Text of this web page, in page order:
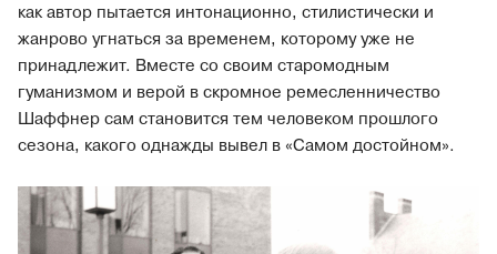
как автор пытается интонационно, стилистически и
жанрово угнаться за временем, которому уже не
принадлежит. Вместе со своим старомодным
гуманизмом и верой в скромное ремесленничество
Шаффнер сам становится тем человеком прошлого
сезона, какого однажды вывел в «Самом достойном».